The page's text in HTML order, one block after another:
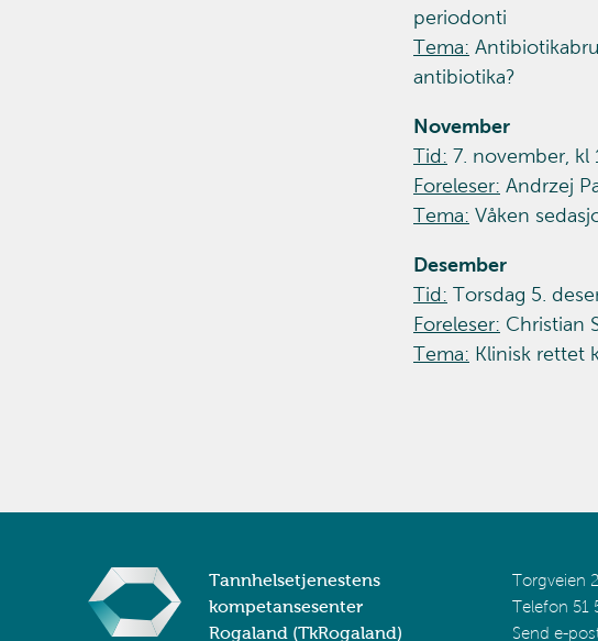
periodonti
Tema:
antibiotika?
November
Tid: 7. november, kl
Foreleser: Andrzej
Tema: Våken
Desember
Tid: Torsdag 5.
Foreleser: Christian
Tema: Klinisk rettet
Tannhelsetjenestens
kompetansesenter
Rogaland (TkRogaland)
Torgveien
Telefon 51
Send e-